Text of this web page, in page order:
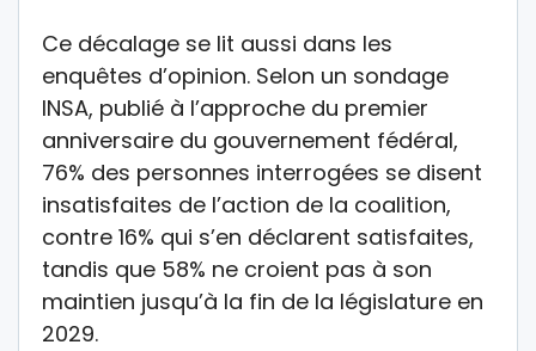
Ce décalage se lit aussi dans les
enquêtes d’opinion. Selon un sondage
INSA, publié à l’approche du premier
anniversaire du gouvernement fédéral,
76% des personnes interrogées se disent
insatisfaites de l’action de la coalition,
contre 16% qui s’en déclarent satisfaites,
tandis que 58% ne croient pas à son
maintien jusqu’à la fin de la législature en
2029.